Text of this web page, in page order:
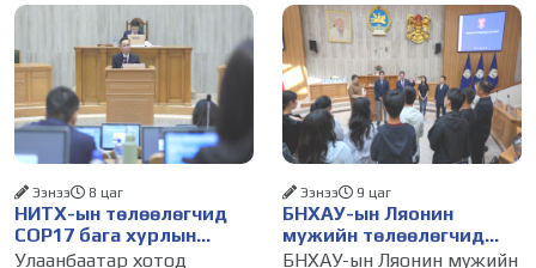
амжилт, тэр ч байтугай
хүний үнэ цэнийг хүртэл
лайк, шэйр, дагагчийн
тоогоор хэмжих хандлага
газар авч
журмын зарим хэсгийг
хүчингүй болгож,
зөвшөөрлийн шинжтэй
103 бүртгэлээс нийслэлийн
бизнес эрхлэгчдийг
НИТХ-ын төлөөлөгчид
COP17 бага хурлын
бэлтгэл ажлын талаар
Ээнээ 8 цаг
Улаанбаатар хотод
БНХАУ-ын Ляонин
мужийн төлөөлөгчид
НИТХ-ын үйл
Ээнээ 9 цаг
БНХАУ-ын Ляонин мужийн